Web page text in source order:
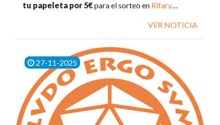
tu papeleta por 5€para el sorteo en Rifary…
VER NOTICIA
27-11-2025